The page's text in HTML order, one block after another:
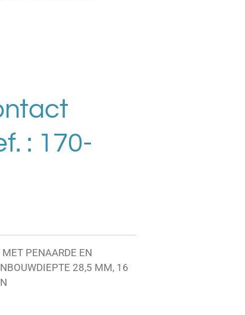
: 170-
PENAARDE EN
28,5 MM, 16